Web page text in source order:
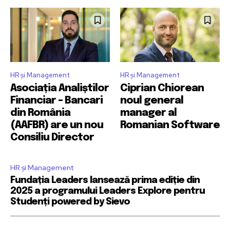
HR și Management
Asociația Analiștilor
Financiar – Bancari
din România
(AAFBR) are un nou
Consiliu Director
HR și Management
Ciprian Chiorean
noul general
manager al
Romanian Software
HR și Management
Fundația Leaders lansează prima ediție din
2025 a programului Leaders Explore pentru
Studenți powered by Sievo